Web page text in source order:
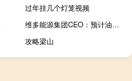
过年挂几个灯笼视频
维多能源集团CEO：预计油价将保持在每桶80至90美元的范围内欧洲永久失去了部分工业天然气需求
攻略梁山